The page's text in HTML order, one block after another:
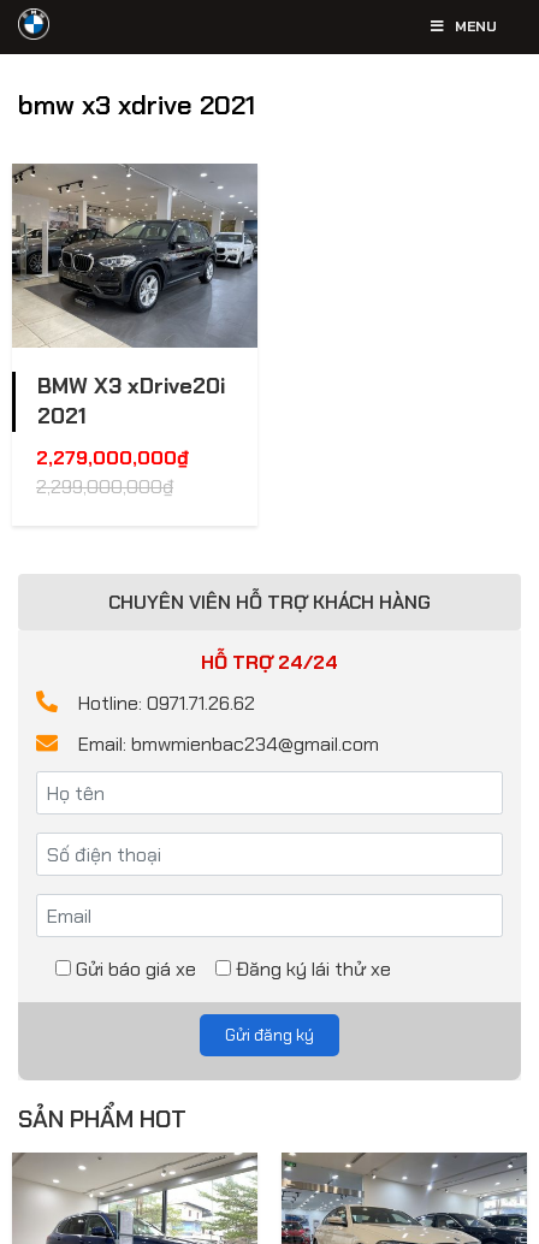
MENU
bmw x3 xdrive 2021
BMW X3 xDrive20i
2021
2,279,000,000₫
2,299,000,000₫
CHUYÊN VIÊN HỖ TRỢ KHÁCH HÀNG
HỖ TRỢ 24/24
Hotline: 0971.71.26.62
Email: bmwmienbac234@gmail.com
Gửi báo giá xe Đăng ký lái thử xe
SẢN PHẨM HOT